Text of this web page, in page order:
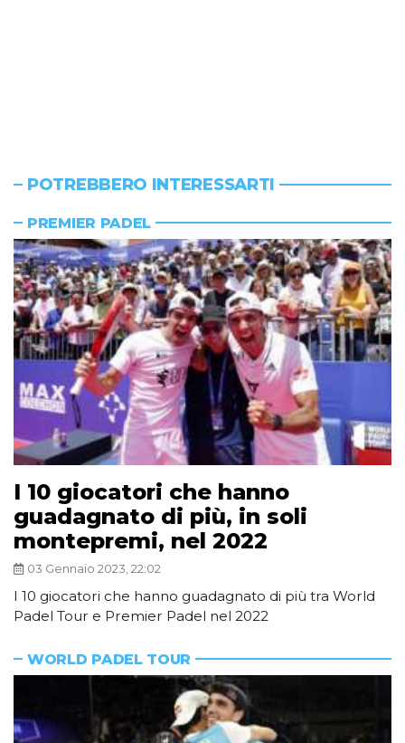
POTREBBERO INTERESSARTI
PREMIER PADEL
I 10 giocatori che hanno
guadagnato di più, in soli
montepremi, nel 2022
03 Gennaio 2023, 22:02
I 10 giocatori che hanno guadagnato di più tra World
Padel Tour e Premier Padel nel 2022
WORLD PADEL TOUR